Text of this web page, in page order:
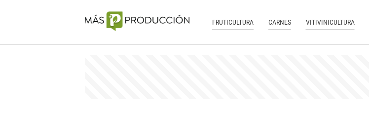
FRUTICULTURA CARNES VITIVINICULTURA